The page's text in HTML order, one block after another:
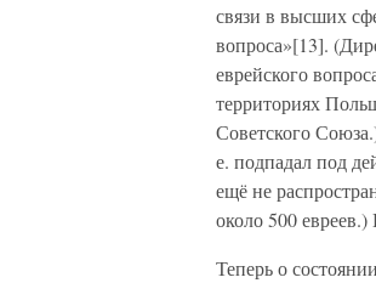
связи в высших
вопроса»[13].
еврейского
территориях
Советского
е. подпадал под
ещё не
около 500
Теперь о